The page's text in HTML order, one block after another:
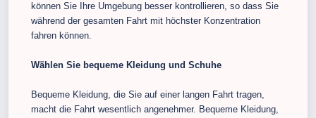
können Sie Ihre Umgebung besser kontrollieren, so dass Sie
während der gesamten Fahrt mit höchster Konzentration
fahren können.
Wählen Sie bequeme Kleidung und Schuhe
Bequeme Kleidung, die Sie auf einer langen Fahrt tragen,
macht die Fahrt wesentlich angenehmer. Bequeme Kleidung,